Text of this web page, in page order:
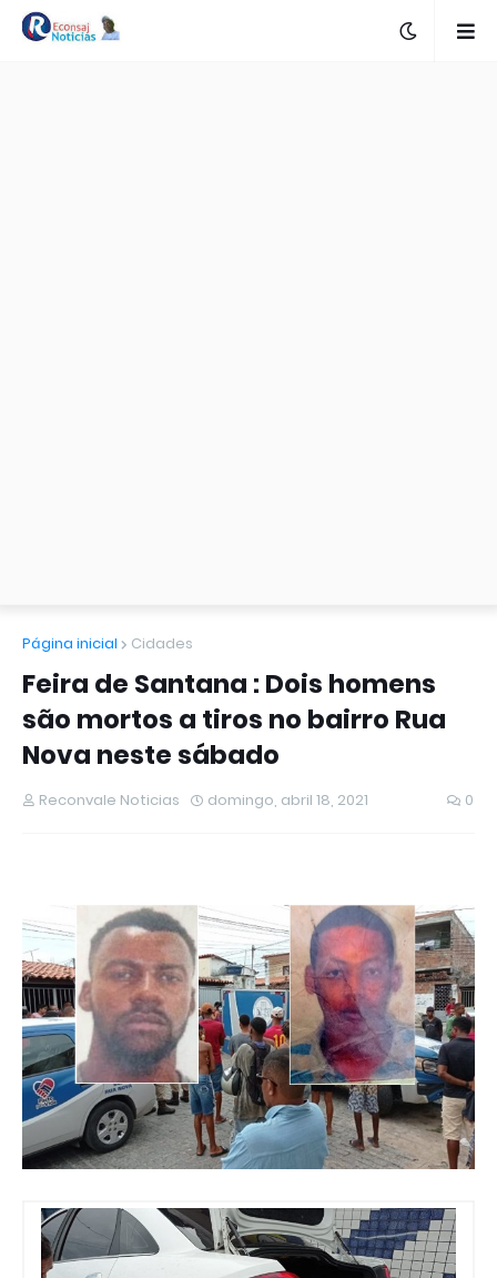
Página inicial Cidades
Feira de Santana : Dois homens
são mortos a tiros no bairro Rua
Nova neste sábado
Reconvale Noticias domingo, abril 18, 2021 0